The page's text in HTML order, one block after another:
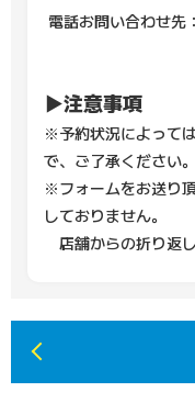
電話お問い合わせ
▶注意事項
※予約状況によって
で、ご了承ください。
※フォームをお送り
しておりません。
店舗からの折り返